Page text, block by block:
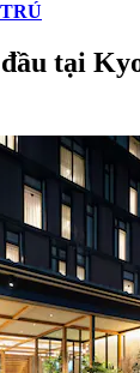
tại